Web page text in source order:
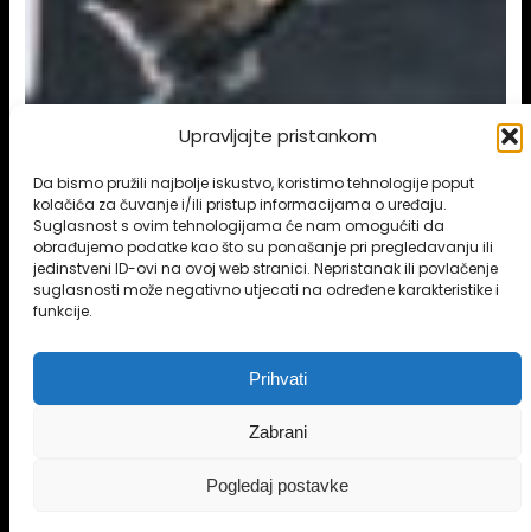
Upravljajte pristankom
Da bismo pružili najbolje iskustvo, koristimo tehnologije poput
kolačića za čuvanje i/ili pristup informacijama o uređaju.
Suglasnost s ovim tehnologijama će nam omogućiti da
obrađujemo podatke kao što su ponašanje pri pregledavanju ili
jedinstveni ID-ovi na ovoj web stranici. Nepristanak ili povlačenje
suglasnosti može negativno utjecati na određene karakteristike i
funkcije.
Prihvati
Zabrani
Pogledaj postavke